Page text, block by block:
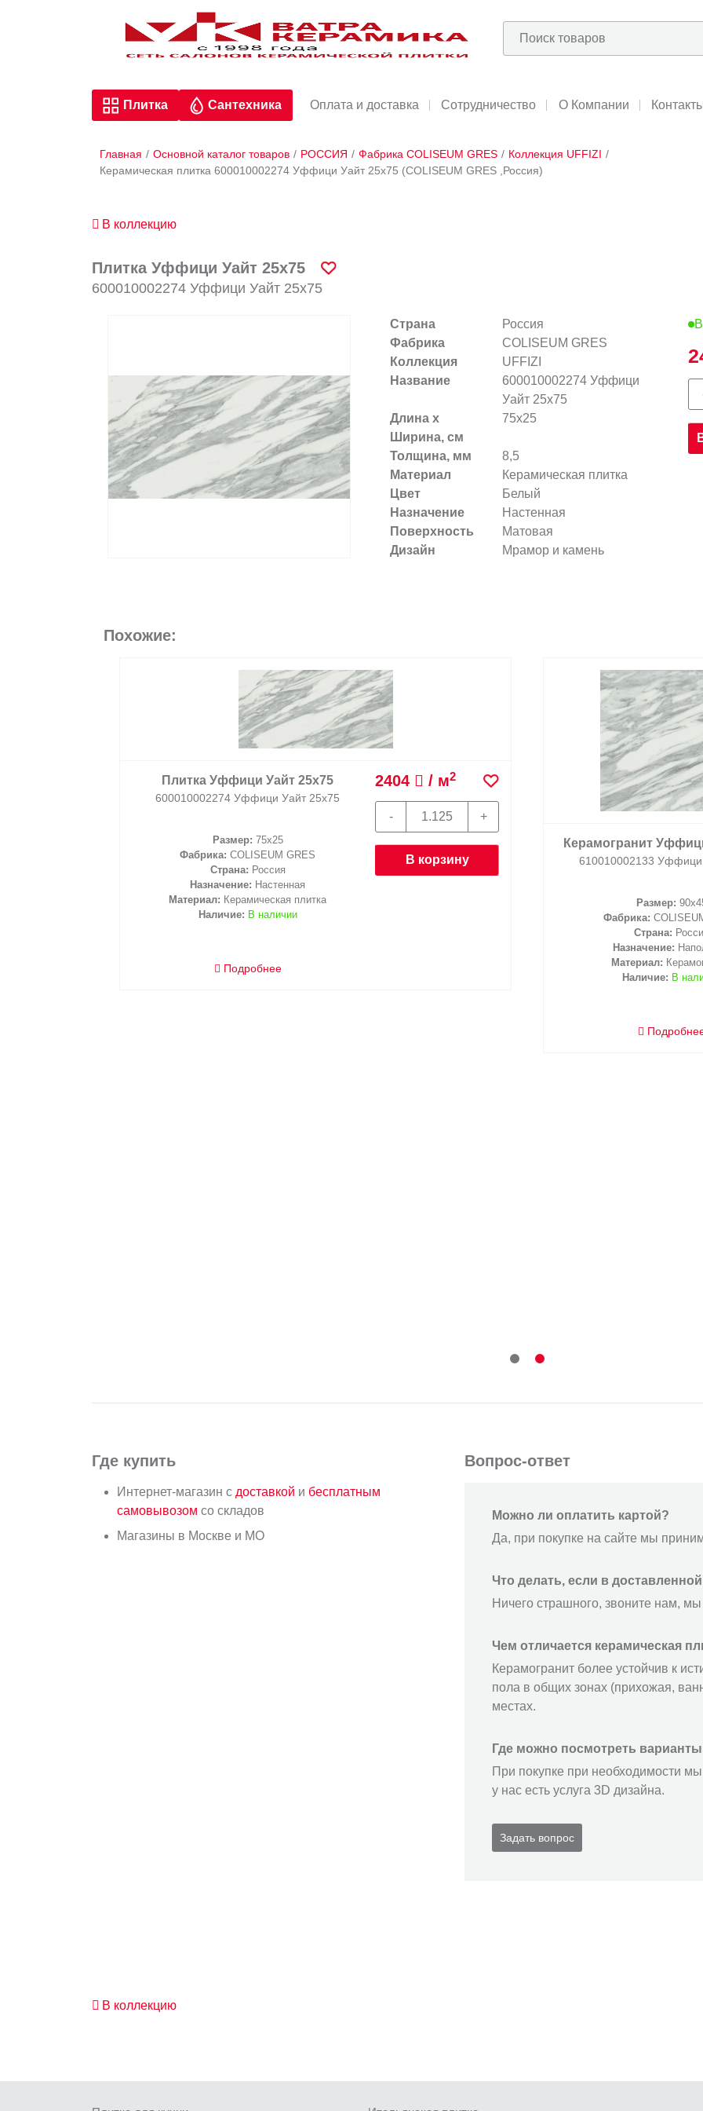
Плитка Сантехника Оплата и доставка Сотрудничество О Компании
Главная / Основной каталог товаров / РОССИЯ / Фабрика COLISEUM GRES / Коллекция UFFIZI /
Керамическая плитка 600010002274 Уффици Уайт 25х75 (COLISEUM GRES ,Россия)
В коллекцию
Плитка Уффици Уайт 25х75
600010002274 Уффици Уайт 25х75
Страна
Россия
Фабрика
COLISEUM GRES
Коллекция
UFFIZI
Название
600010002274 Уффици
Уайт 25х75
Длина х
Ширина, см
75x25
Толщина, мм
8,5
Материал
Керамическая плитка
Цвет
Белый
Назначение
Настенная
Поверхность
Матовая
Дизайн
Мрамор и камень
Похожие:
Керамогранит Уффици Блэк 45х90
610010002135 Уффици Блэк 45х90
Размер:90x45
Фабрика:COLISEUM GRES
Материал:
Керамогранит
Наличие:
1670 / м Керамогранит
610010002134 Уффици
Размер:
Фабрика:
Страна:
Назначение:
Материал:
Наличие: В
Где купить
Интернет-магазин с доставкой и бесплатным
самовывозом со складов
Магазины в Москве и МО
Вопрос-ответ
Можно ли оплатить картой?
Да, при покупке на сайте мы
Что делать, если в
Ничего страшного, звоните нам,
Чем отличается керамическая
Керамогранит более устойчив к
пола в общих зонах (прихожая,
местах.
Где можно посмотреть
При покупке при необходимости
у нас есть услуга 3D дизайна.
Задать вопрос
В коллекцию